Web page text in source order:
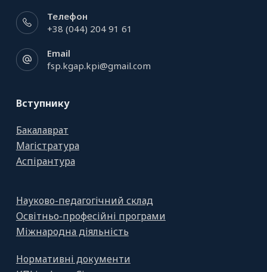
Телефон
+38 (044) 204 91 61
Email
fsp.kgap.kpi@gmail.com
Вступнику
Бакалаврат
Магістратура
Аспірантура
Науково-педагогічний склад
Освітньо-професійні програми
Міжнародна діяльність
Нормативні документи